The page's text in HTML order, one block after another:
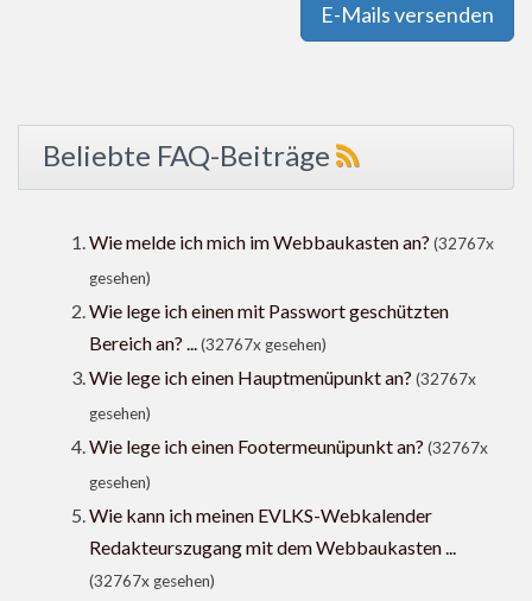
E-Mails versenden
Beliebte FAQ-Beiträge
Wie melde ich mich im Webbaukasten an? (32767x
gesehen)
Wie lege ich einen mit Passwort geschützten
Bereich an? ...(32767x gesehen)
Wie lege ich einen Hauptmenüpunkt an? (32767x
gesehen)
Wie lege ich einen Footermeunüpunkt an? (32767x
gesehen)
Wie kann ich meinen EVLKS-Webkalender
Redakteurszugang mit dem Webbaukasten ...
(32767x gesehen)